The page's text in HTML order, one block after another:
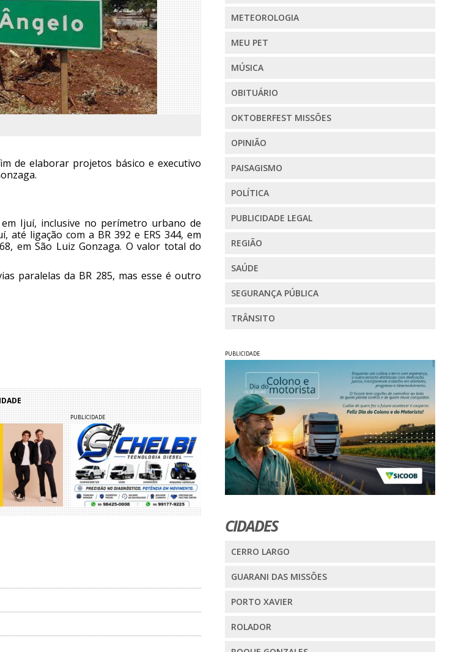
de elaborar projetos básico e executivo
Ijuí, inclusive no perímetro urbano de
até ligação com a BR 392 e ERS 344, em
em São Luiz Gonzaga. O valor total do
paralelas da BR 285, mas esse é outro
PUBLICIDADE
METEOROLOGIA
MEU PET
MÚSICA
OBITUÁRIO
OKTOBERFEST MISSÕES
OPINIÃO
PAISAGISMO
POLÍTICA
PUBLICIDADE LEGAL
REGIÃO
SAÚDE
SEGURANÇA PÚBLICA
TRÂNSITO
PUBLICIDADE
CIDADES
CERRO LARGO
GUARANI DAS MISSÕES
PORTO XAVIER
ROLADOR